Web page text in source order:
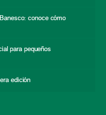
conoce cómo
para pequeños
edición